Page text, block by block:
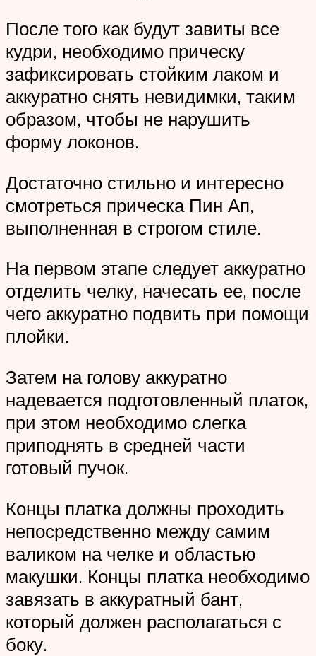
После того как будут завиты все
кудри, необходимо прическу
зафиксировать стойким лаком и
аккуратно снять невидимки, таким
образом, чтобы не нарушить
форму локонов.
Достаточно стильно и интересно
смотреться прическа Пин Ап,
выполненная в строгом стиле.
На первом этапе следует аккуратно
отделить челку, начесать ее, после
чего аккуратно подвить при помощи
плойки.
Затем на голову аккуратно
надевается подготовленный платок,
при этом необходимо слегка
приподнять в средней части
готовый пучок.
Концы платка должны проходить
непосредственно между самим
валиком на челке и областью
макушки. Концы платка необходимо
завязать в аккуратный бант,
который должен располагаться с
боку.